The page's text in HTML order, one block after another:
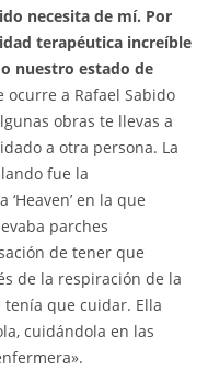
necesita de mí. Por
terapéutica increíble
nuestro estado de
ocurre a Rafael Sabido
obras te llevas a
a otra persona. La
fue la
en la que
parches
de tener que
de la respiración de la
que cuidar. Ella
cuidándola en las